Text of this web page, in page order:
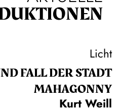
Licht
FALL DER STADT
MAHAGONNY
Kurt Weill